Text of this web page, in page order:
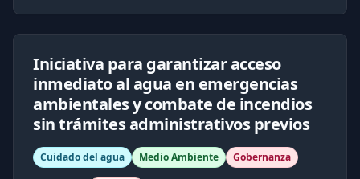
Iniciativa para garantizar acceso
inmediato al agua en emergencias
ambientales y combate de incendios
sin trámites administrativos previos
Cuidado del agua Medio Ambiente Gobernanza